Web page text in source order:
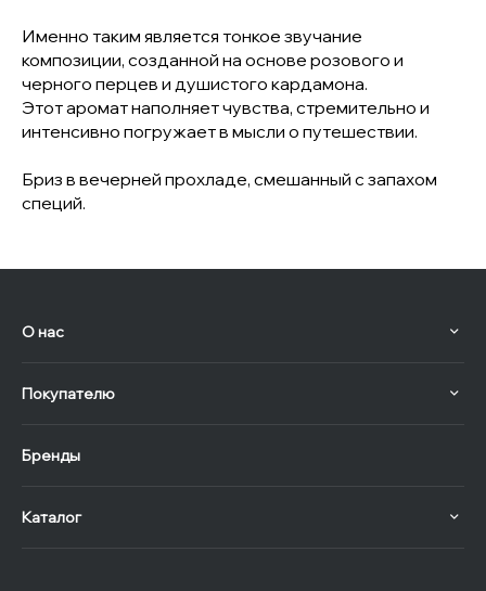
Именно таким является тонкое звучание
композиции, созданной на основе розового и
черного перцев и душистого кардамона.
Этот аромат наполняет чувства, стремительно и
интенсивно погружает в мысли о путешествии.
Бриз в вечерней прохладе, смешанный с запахом
специй.
О нас
Покупателю
Бренды
Каталог